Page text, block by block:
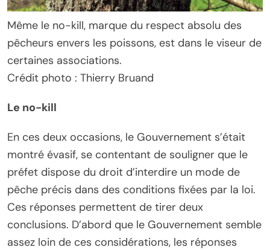
Même le no-kill, marque du respect absolu des
pêcheurs envers les poissons, est dans le viseur de
certaines associations.
Crédit photo : Thierry Bruand
Le no-kill
En ces deux occasions, le Gouvernement s’était
montré évasif, se contentant de souligner que le
préfet dispose du droit d’interdire un mode de
pêche précis dans des conditions fixées par la loi.
Ces réponses permettent de tirer deux
conclusions. D’abord que le Gouvernement semble
assez loin de ces considérations, les réponses